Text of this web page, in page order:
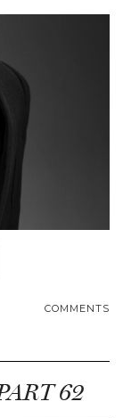
COMMENTS
62